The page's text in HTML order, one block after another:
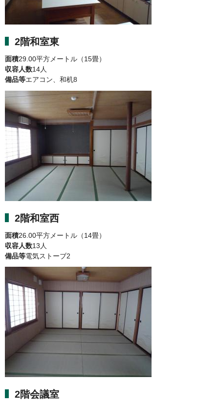
2階和室東
面積29.00平方メートル（15畳）
収容人数14人
備品等エアコン、和机8
2階和室西
面積26.00平方メートル（14畳）
収容人数13人
備品等電気ストーブ2
2階会議室